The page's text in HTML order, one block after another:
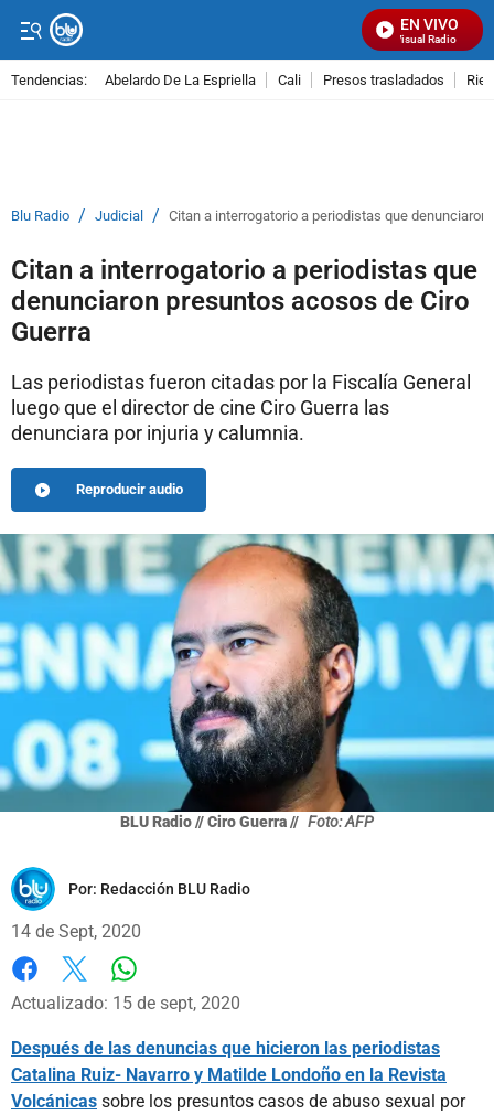
EN VIVO
Señal Visual Radio
Tendencias: Abelardo De La Espriella Cali Presos trasladados
Blu Radio / Judicial / Citan a interrogatorio a periodistas que
Citan a interrogatorio a periodistas que
denunciaron presuntos acosos de Ciro
Guerra
Las periodistas fueron citadas por la Fiscalía General
luego que el director de cine Ciro Guerra las
denunciara por injuria y calumnia.
Reproducir audio
BLU Radio // Ciro Guerra // Foto: AFP
Por: Redacción BLU Radio
14 de Sept, 2020
Facebook
X
Actualizado: 15 de sept, 2020
Después de las denuncias que hicieron las periodistas
Catalina Ruiz- Navarro y Matilde Londoño en la Revista
Volcánicas sobre los presuntos casos de abuso sexual por